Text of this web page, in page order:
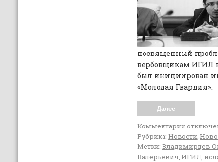
посвященный
вербовщикам ИГИЛ
был инициирован
«Молодая Гвардия».
Далее
Комментарии
Рубрика: Новости,
Метки: Владимирцев
Валерьевич, ИГИЛ,